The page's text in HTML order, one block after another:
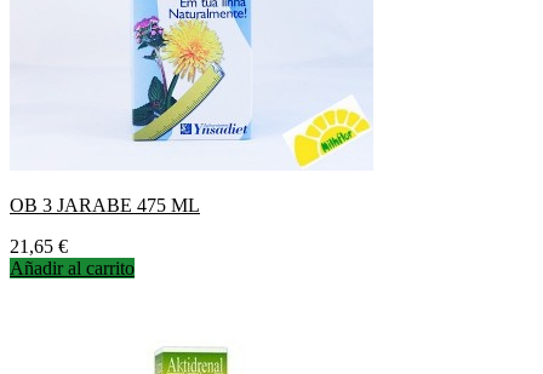
OB 3 JARABE 475 ML
Precio
21,65 €
Añadir al carrito